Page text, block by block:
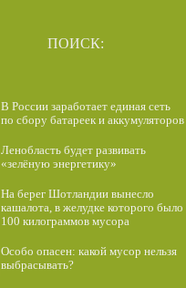
ПОИСК:
В России заработает единая сеть
по сбору батареек и аккумуляторов
Ленобласть будет развивать
«зелёную энергетику»
На берег Шотландии вынесло
кашалота, в желудке которого было
100 килограммов мусора
Особо опасен: какой мусор нельзя
выбрасывать?